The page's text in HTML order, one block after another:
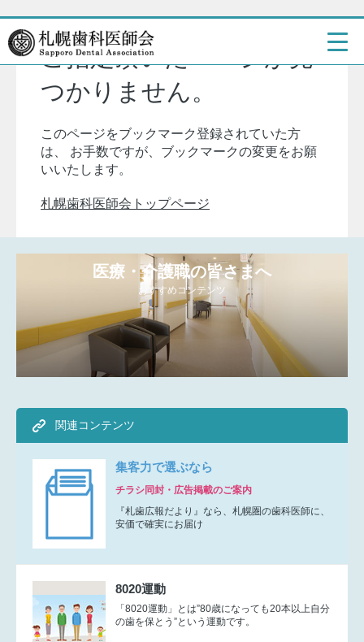
ご指定頂いたページが見
つかりません。
このページをブックマーク登録されていた方
は、
お手数ですが、ブックマークの変更をお願
いいたします。
札幌歯科医師会トップページ
医療・介護職の皆さまへ
おすすめコンテンツ
関連コンテンツ
集客力で選ぶなら
チラシ同封・広告掲載のご案内
『札歯広報だより』なら、札幌圏の歯科医師に、
安価で確実にお届け
8020運動
「8020運動」とは”80歳になっても20本以上自分
の歯を保とう”という運動です。